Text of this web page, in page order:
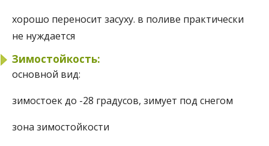
хорошо переносит засуху. в поливе практически
не нуждается
Зимостойкость:
основной вид:
зимостоек до -28 градусов, зимует под снегом
зона зимостойкости